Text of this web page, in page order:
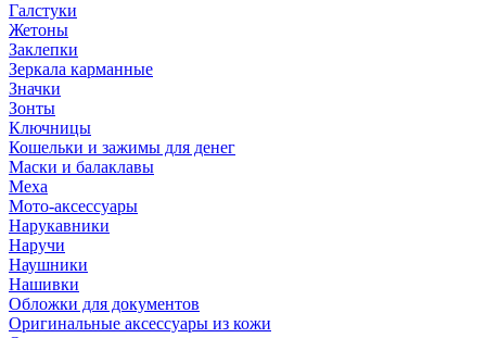
Галстуки
Жетоны
Заклепки
Зеркала карманные
Значки
Зонты
Ключницы
Кошельки и зажимы для денег
Маски и балаклавы
Меха
Мото-аксессуары
Нарукавники
Наручи
Наушники
Нашивки
Обложки для документов
Оригинальные аксессуары из кожи